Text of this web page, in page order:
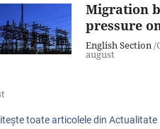
Migration
pressure
English Section /
august
toate articolele din Actualitate